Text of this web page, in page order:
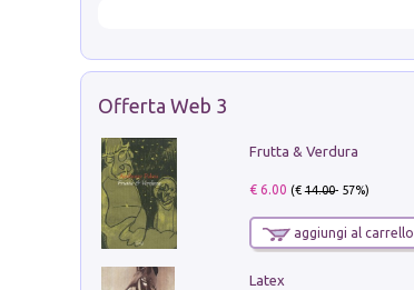
Offerta Web 3
Frutta & Verdura
€ 6.00 (€14.00- 57%)
aggiungi al carrello
Latex